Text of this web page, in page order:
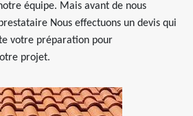
équipe. Mais avant de nous
Nous effectuons un devis qui
votre préparation pour
projet.